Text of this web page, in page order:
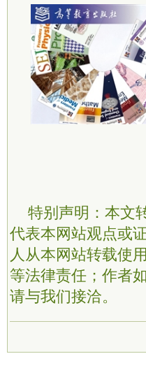
特别声明：本文
代表本网站观点或
人从本网站转载使
等法律责任；作者
请与我们接洽。